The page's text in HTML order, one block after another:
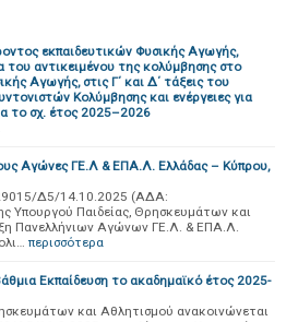
εκπαιδευτικών Φυσικής Αγωγής,
του αντικειμένου της κολύμβησης στο
Αγωγής, στις Γ΄ και Δ΄ τάξεις του
Κολύμβησης και ενέργειες για
το σχ. έτος 2025–2026
Αγώνες ΓΕ.Λ & ΕΠΑ.Λ. Ελλάδας – Κύπρου,
Δ5/14.10.2025 (ΑΔΑ:
Παιδείας, Θρησκευμάτων και
Πανελλήνιων Αγώνων ΓΕ.Λ. & ΕΠΑ.Λ.
περισσότερα
Eκπαίδευση το ακαδημαϊκό έτος 2025-
και Αθλητισμού ανακοινώνεται